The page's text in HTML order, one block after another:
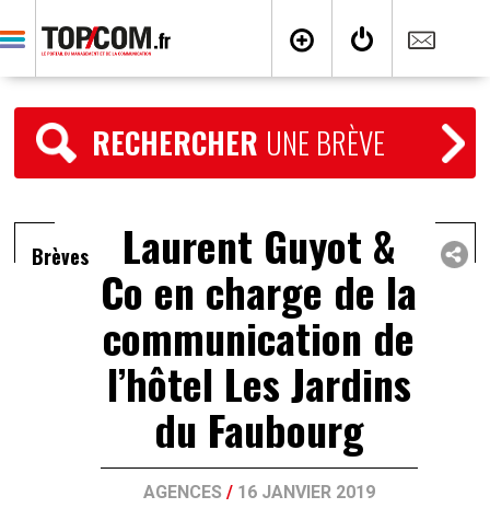
RECHERCHER UNE BRÈVE
Brèves Laurent Guyot &
Co en charge de la
communication de
l’hôtel Les Jardins
du Faubourg
AGENCES / 16 JANVIER 2019